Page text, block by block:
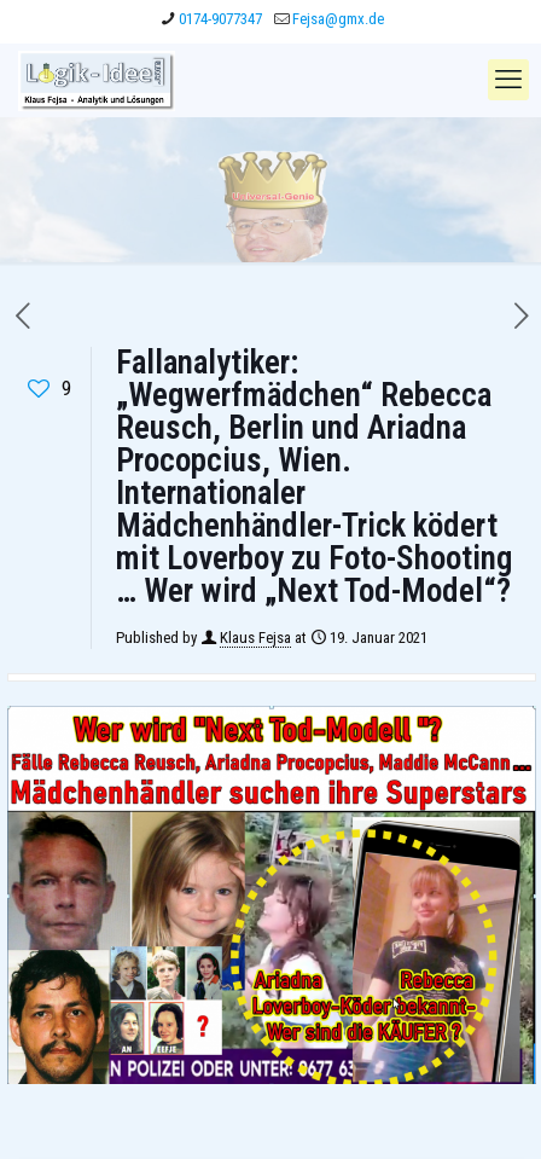
0174-9077347 Fejsa@gmx.de
9
Fallanalytiker:
„Wegwerfmädchen“ Rebecca
Reusch, Berlin und Ariadna
Procopcius, Wien.
Internationaler
Mädchenhändler-Trick ködert
mit Loverboy zu Foto-Shooting
… Wer wird „Next Tod-Model“?
Published by Klaus Fejsa at 19. Januar 2021